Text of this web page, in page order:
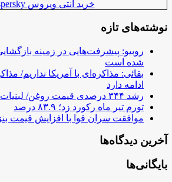
خرید آنتی ویروس Kaspersky
نوشته‌های تازه
روبیو: پیشرفت‌هایی در زمینه
شده است
بقائی: مذاکره‌ای با آمریکا نداریم/
ادامه دارد
رشد ۳۴۴ درصدی قیمت روغن/ لبنیات چقدر گران شد؟
تورم تیر ماه رکورد زد؛ ۸۳.۹ درصد
موافقت سران قوا با افزایش قیمت
آخرین دیدگاه‌ها
بایگانی‌ها